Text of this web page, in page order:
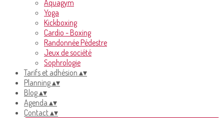
Aquagym
Yoga
Kickboxing
Cardio - Boxing
Randonnée Pédestre
Jeux de société
Sophrologie
Tarifs et adhésion ▴▾
Planning▴▾
Blog▴▾
Agenda ▴▾
Contact▴▾